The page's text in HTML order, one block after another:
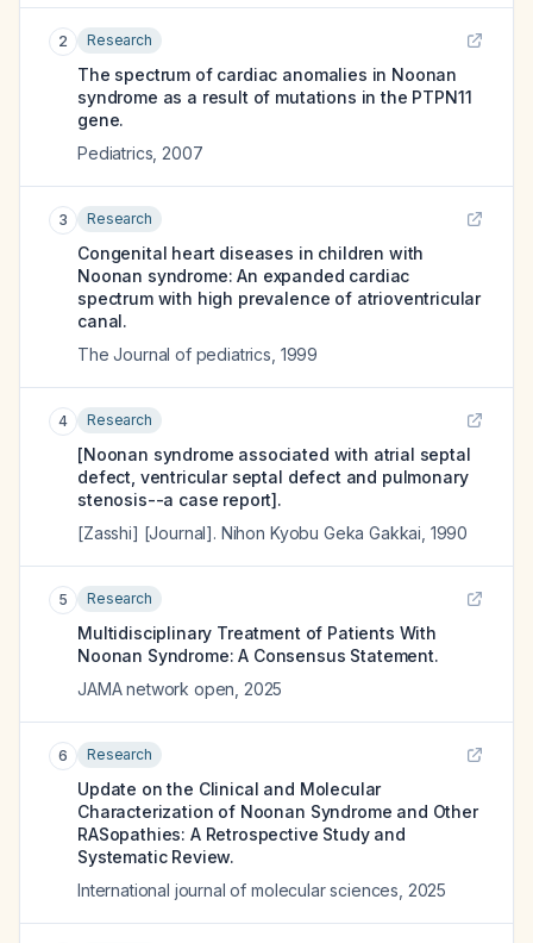
2 Research
The spectrum of cardiac anomalies in Noonan
syndrome as a result of mutations in the PTPN11
gene.
Pediatrics 2007
3 Research
Congenital heart diseases in children with
Noonan syndrome: An expanded cardiac
spectrum with high prevalence of atrioventricular
canal.
The Journal of pediatrics 1999
4 Research
[Noonan syndrome associated with atrial septal
defect, ventricular septal defect and pulmonary
stenosis--a case report].
[Zasshi] [Journal]. Nihon Kyobu Geka Gakkai 1990
5 Research
Multidisciplinary Treatment of Patients With
Noonan Syndrome: A Consensus Statement.
JAMA network open 2025
6 Research
Update on the Clinical and Molecular
Characterization of Noonan Syndrome and Other
RASopathies: A Retrospective Study and
Systematic Review.
International journal of molecular sciences 2025